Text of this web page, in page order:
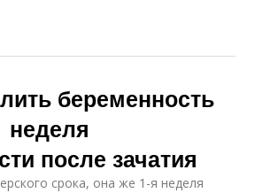
беременность
неделя
после зачатия
срока, она же 1-я неделя